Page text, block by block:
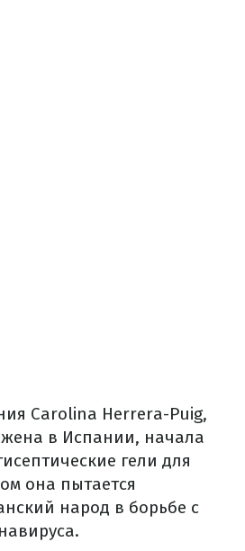
Carolina Herrera-Puig,
в Испании, начала
гели для
она пытается
народ в борьбе с